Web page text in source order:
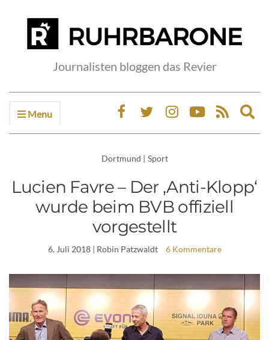
Journalisten bloggen das Revier
Menu
Dortmund | Sport
Lucien Favre – Der ‚Anti-Klopp‘
wurde beim BVB offiziell
vorgestellt
6. Juli 2018| Robin Patzwaldt 6 Kommentare